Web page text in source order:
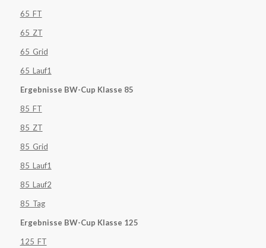
65_FT
65_ZT
65_Grid
65_Lauf1
Ergebnisse BW-Cup Klasse 85
85_FT
85_ZT
85_Grid
85_Lauf1
85_Lauf2
85_Tag
Ergebnisse BW-Cup Klasse 125
125_FT